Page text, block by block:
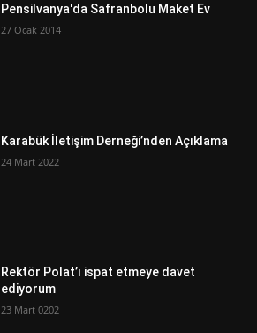
Pensilvanya'da Safranbolu Maket Ev
27 Ocak 2014
Karabük İletişim Derneği’nden Açıklama
24 Mart 2022
Rektör Polat’ı ispat etmeye davet
ediyorum
23 Mart 0202